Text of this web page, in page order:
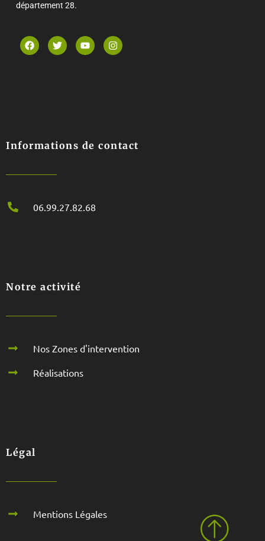
département 28.
Informations de contact
06.99.27.82.68
Notre activité
Nos Zones d'intervention
Réalisations
Légal
Mentions Légales